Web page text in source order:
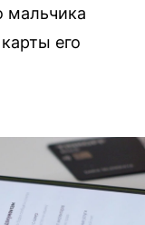
мальчика
его